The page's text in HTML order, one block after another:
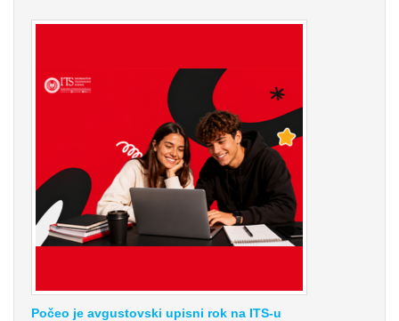
Počeo je avgustovski upisni rok na ITS-u